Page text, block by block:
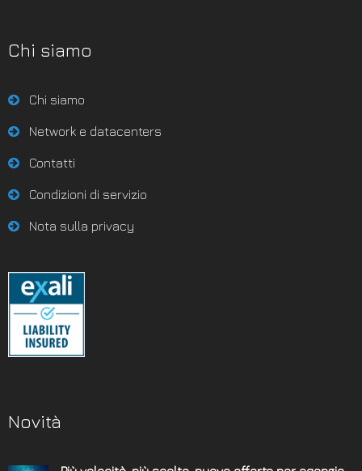
Chi siamo
Chi siamo
Network e datacenters
Contatti
Condizioni di servizio
Nota sulla privacy
Novità